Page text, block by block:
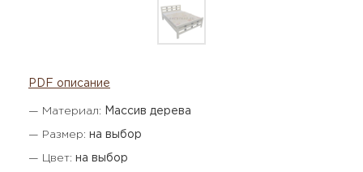
PDF описание
— Материал: Массив дерева
— Размер: на выбор
— Цвет: на выбор